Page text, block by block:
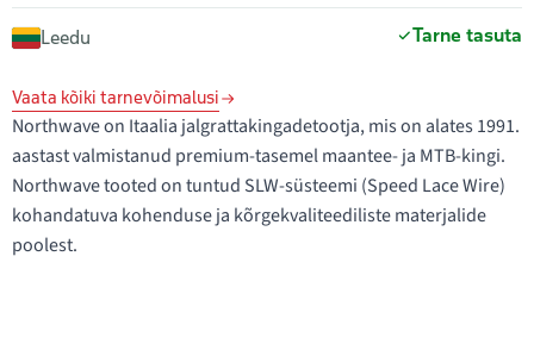
Leedu Tarne tasuta
Vaata kõiki tarnevõimalusi
Northwave on Itaalia jalgrattakingadetootja, mis on alates 1991.
aastast valmistanud premium-tasemel maantee- ja MTB-kingi.
Northwave tooted on tuntud SLW-süsteemi (Speed Lace Wire)
kohandatuva kohenduse ja kõrgekvaliteediliste materjalide
poolest.